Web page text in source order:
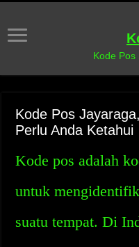
Kode Pos
Kode Pos
Perlu Anda Ketahui
Kode pos adalah
untuk
suatu tempat. Di